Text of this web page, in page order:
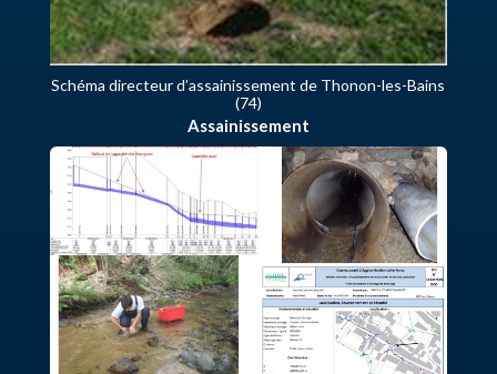
Schéma directeur d’assainissement de Thonon-les-Bains
(74)
Assainissement